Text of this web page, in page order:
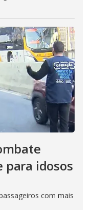
para idosos
com mais